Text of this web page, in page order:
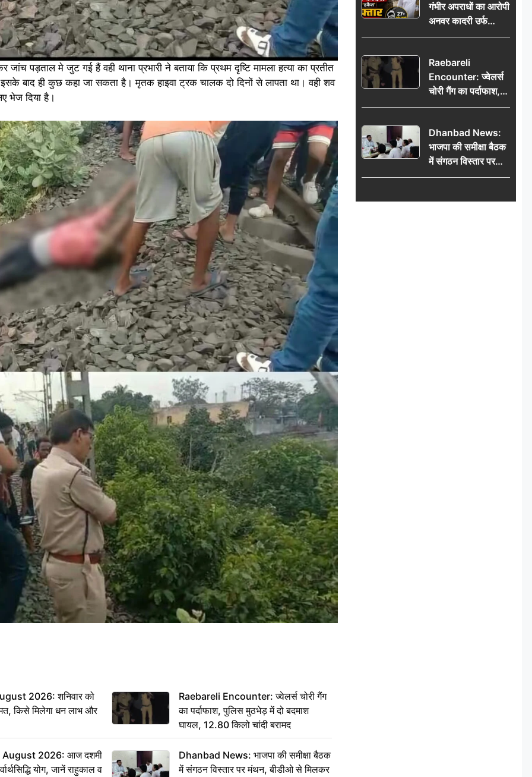
पड़ताल मे जुट गई हैं वही थाना प्रभारी ने बताया कि प्रथम दृष्टि मामला हत्या का प्रतीत
बाद ही कुछ कहा जा सकता है। मृतक हाइवा ट्रक चालक दो दिनों से लापता था। वही शव
भेज दिया है।
2026: शनिवार को
किसे मिलेगा धन लाभ और
2026: आज दशमी
योग, जानें राहुकाल व
Raebareli Encounter: ज्वेलर्स चोरी गैंग
का पर्दाफाश, पुलिस मुठभेड़ में दो बदमाश
घायल, 12.80 किलो चांदी बरामद
Dhanbad News: भाजपा की समीक्षा बैठक
में संगठन विस्तार पर मंथन, बीडीओ से मिलकर
भेजकर कहा– अंतिम
संस्कार कर दीजिए हम
नहीं आ पाएंगे
गंभीर अपराधों का आरोपी
अनवर कादरी उर्फ
‘डकैत’ गिरफ्तार, इंदौर
Raebareli
Encounter: ज्वेलर्स
चोरी गैंग का पर्दाफाश,
पुलिस मुठभेड़ में दो
किलो चांदी बरामद
Dhanbad News:
भाजपा की समीक्षा बैठक
में संगठन विस्तार पर
मंथन, बीडीओ से
जनसमस्याओं का विवरण